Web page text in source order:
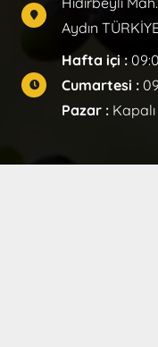
Aydın
Hafta içi :
Cumartesi :
Pazar : Kapalı